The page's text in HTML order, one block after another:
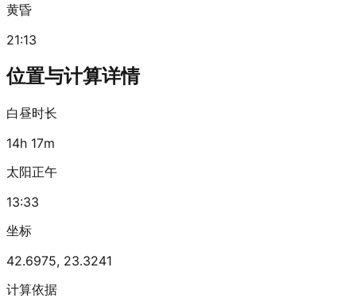
黄昏
21:13
位置与计算详情
白昼时长
14h 17m
太阳正午
13:33
坐标
42.6975, 23.3241
计算依据